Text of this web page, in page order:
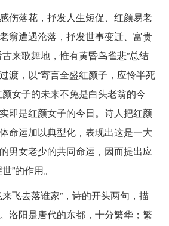
伤落花，抒发人生短促、红颜易老
翁遭遇沦落，抒发世事变迁、富贵
来歌舞地，惟有黄昏鸟雀悲”总结
渡，以“寄言全盛红颜子，应怜半死
女子的未来不免是白头老翁的今
即是红颜女子的今日。诗人把红颜
命运加以典型化，表现出这是一大
男女老少的共同命运，因而提出应
”的作用。
飞去落谁家”，诗的开头两句，描
洛阳是唐代的东都，十分繁华；繁